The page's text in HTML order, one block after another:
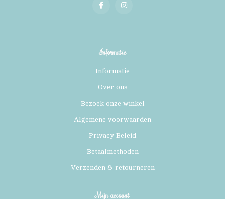
Informatie
Informatie
Over ons
Bezoek onze winkel
Algemene voorwaarden
Privacy Beleid
Betaalmethoden
Verzenden & retourneren
Mijn account